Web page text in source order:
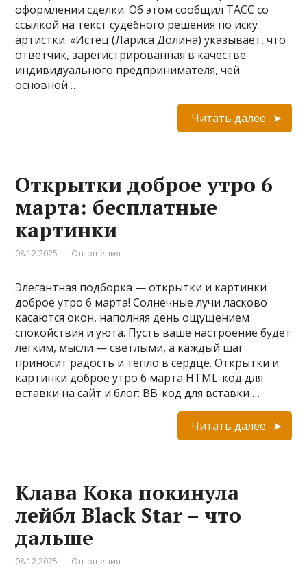
оформлении сделки. Об этом сообщил ТАСС со
ссылкой на текст судебного решения по иску
артистки. «Истец (Лариса Долина) указывает, что
ответчик, зарегистрированная в качестве
индивидуального предпринимателя, чей
основной …
Читать далее
Открытки доброе утро 6
марта: бесплатные
картинки
08.12.2025 Отношения
Элегантная подборка — открытки и картинки
доброе утро 6 марта! Солнечные лучи ласково
касаются окон, наполняя день ощущением
спокойствия и уюта. Пусть ваше настроение будет
лёгким, мысли — светлыми, а каждый шаг
приносит радость и тепло в сердце. Открытки и
картинки доброе утро 6 марта HTML-код для
вставки на сайт и блог: BB-код для вставки …
Читать далее
Клава Кока покинула
лейбл Black Star – что
дальше
08.12.2025 Отношения